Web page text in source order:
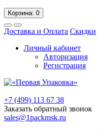
Корзина: 0
Доставка и Оплата Скидки
Личный кабинет
Авторизация
Регистрация
+7 (499) 113 67 38
Заказать обратный звонок
sales@1packmsk.ru